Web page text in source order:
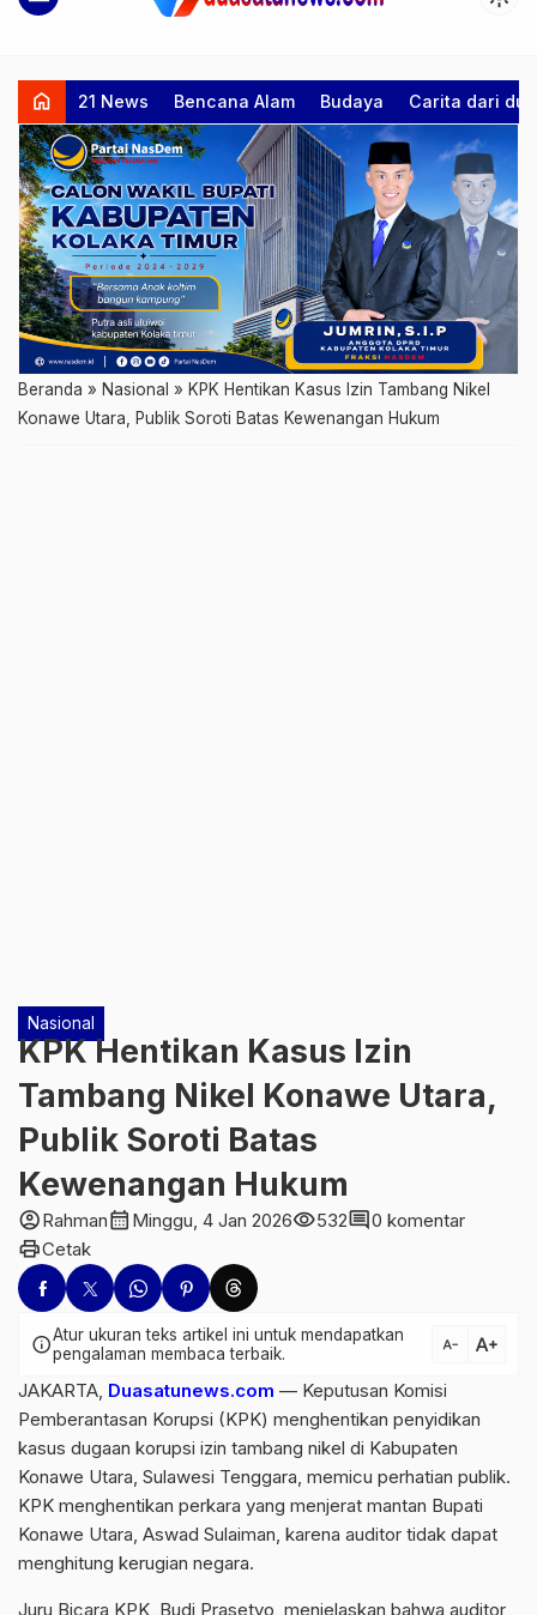
home 21 News Bencana Alam Budaya Carita dari
Beranda » Nasional » KPK Hentikan Kasus Izin Tambang Nikel
Konawe Utara, Publik Soroti Batas Kewenangan Hukum
Nasional
KPK Hentikan Kasus Izin
Tambang Nikel Konawe Utara,
Publik Soroti Batas
Kewenangan Hukum
account_circleRahmancalendar_month Minggu, 4 Jan 2026visibility532comment0 komentar
printCetak
infoAtur ukuran teks artikel ini untuk mendapatkan
pengalaman membaca terbaik.
text_decrease text_increase
JAKARTA, Duasatunews.com — Keputusan Komisi
Pemberantasan Korupsi (KPK) menghentikan penyidikan
kasus dugaan korupsi izin tambang nikel di Kabupaten
Konawe Utara, Sulawesi Tenggara, memicu perhatian publik.
KPK menghentikan perkara yang menjerat mantan Bupati
Konawe Utara, Aswad Sulaiman, karena auditor tidak dapat
menghitung kerugian negara.
Juru Bicara KPK, Budi Prasetyo, menjelaskan bahwa auditor